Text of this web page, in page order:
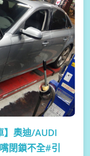
】奧迪/AUDI
閉鎖不全#引